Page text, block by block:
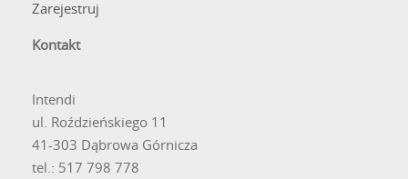
Zarejestruj
Kontakt
Intendi
ul. Roździeńskiego 11
41-303 Dąbrowa Górnicza
tel.: 517 798 778